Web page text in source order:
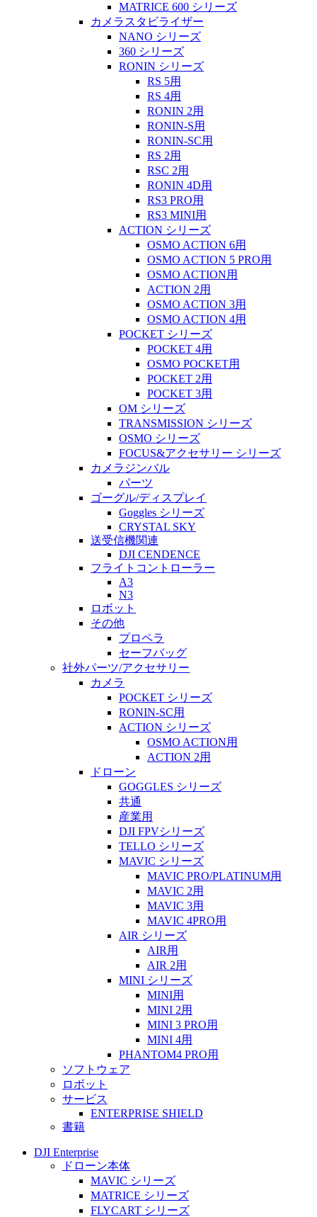
MATRICE 600 シリーズ
カメラスタビライザー
NANO シリーズ
360 シリーズ
RONIN シリーズ
RS 5用
RS 4用
RONIN 2用
RONIN-S用
RONIN-SC用
RS 2用
RSC 2用
RONIN 4D用
RS3 PRO用
RS3 MINI用
ACTION シリーズ
OSMO ACTION 6用
OSMO ACTION 5 PRO用
OSMO ACTION用
ACTION 2用
OSMO ACTION 3用
OSMO ACTION 4用
POCKET シリーズ
POCKET 4用
OSMO POCKET用
POCKET 2用
POCKET 3用
OM シリーズ
TRANSMISSION シリーズ
OSMO シリーズ
FOCUS&アクセサリー シリーズ
カメラジンバル
パーツ
ゴーグル/ディスプレイ
Goggles シリーズ
CRYSTAL SKY
送受信機関連
DJI CENDENCE
フライトコントローラー
A3
N3
ロボット
その他
プロペラ
セーフバッグ
社外パーツ/アクセサリー
カメラ
POCKET シリーズ
RONIN-SC用
ACTION シリーズ
OSMO ACTION用
ACTION 2用
ドローン
GOGGLES シリーズ
共通
産業用
DJI FPVシリーズ
TELLO シリーズ
MAVIC シリーズ
MAVIC PRO/PLATINUM用
MAVIC 2用
MAVIC 3用
MAVIC 4PRO用
AIR シリーズ
AIR用
AIR 2用
MINI シリーズ
MINI用
MINI 2用
MINI 3 PRO用
MINI 4用
PHANTOM4 PRO用
ソフトウェア
ロボット
サービス
ENTERPRISE SHIELD
書籍
DJI Enterprise
ドローン本体
MAVIC シリーズ
MATRICE シリーズ
FLYCART シリーズ